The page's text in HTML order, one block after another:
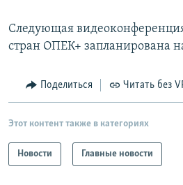
Следующая
стран ОПЕК+ запланирована
Поделиться Читать без
Этот контент также в категориях
Новости Главные новости